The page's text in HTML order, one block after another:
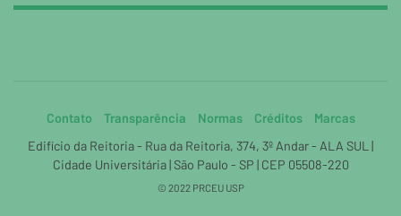
Contato Transparência Normas Créditos
Marcas
Edifício da Reitoria - Rua da Reitoria, 374, 3º Andar - ALA SUL |
Cidade Universitária | São Paulo - SP | CEP 05508-220
© 2022 PRCEU USP